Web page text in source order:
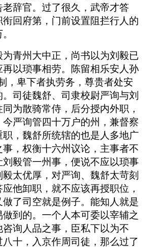
辞官。过了很久，武帝才答
回府第，门前设置阻拦行人的
青州大中正，尚书以为刘毅已
以琐事相劳。陈留相乐安人孙
，卑下者执劳务，尊贵者处安
司徒魏舒、司隶校尉严询与刘
为散骑常侍，后分授内外职，
严询管四十万户的州，兼督察
，魏舒所统辖的也是人多地广
，权衡十六州议论，主事者不
刘毅管一州事，便说不应以琐事
太优厚，对严询、魏舒太苛刻
他卸职，就不应该再授职位，
了司空就是例子。能知人就是
到的。一个人本可委以宰辅之
询人品之事，臣私下以为不
十，入京作周司徒，那么过了